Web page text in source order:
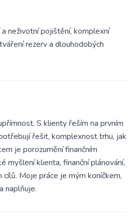
neživotní pojištění, komplexní
rezerv a dlouhodobých
S klienty řeším na prvním
řešit, komplexnost trhu, jak
je porozumění finančním
myšlení klienta, finanční plánování,
Moje práce je mým koníčkem,
naplňuje.